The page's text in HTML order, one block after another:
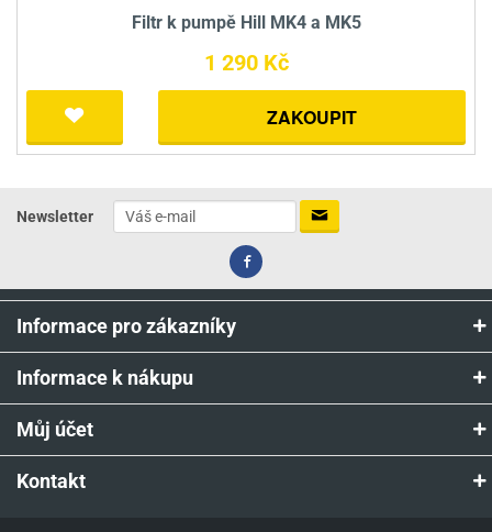
Filtr k pumpě Hill MK4 a MK5
1 290 Kč
ZAKOUPIT
Newsletter
Informace pro zákazníky
Informace k nákupu
Můj účet
Kontakt